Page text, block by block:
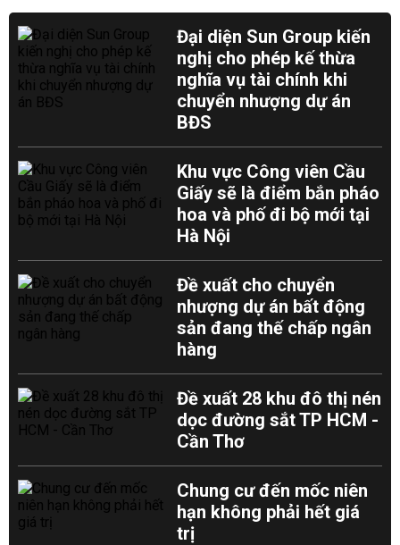
Đại diện Sun Group kiến
nghị cho phép kế thừa
nghĩa vụ tài chính khi
chuyển nhượng dự án
BĐS
Khu vực Công viên Cầu
Giấy sẽ là điểm bắn pháo
hoa và phố đi bộ mới tại
Hà Nội
Đề xuất cho chuyển
nhượng dự án bất động
sản đang thế chấp ngân
hàng
Đề xuất 28 khu đô thị nén
dọc đường sắt TP HCM -
Cần Thơ
Chung cư đến mốc niên
hạn không phải hết giá
trị